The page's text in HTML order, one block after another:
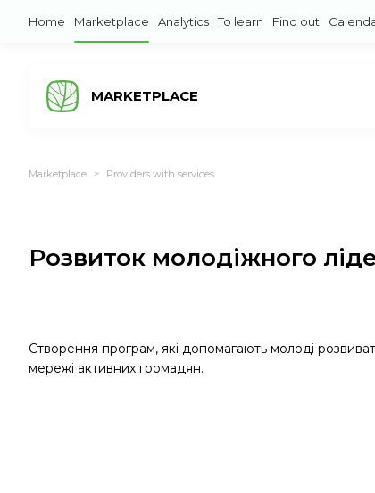
Home Marketplace Analytics To learn Find out
MARKETPLACE
Marketplace > Providers with services
Розвиток молодіжного
Створення програм, які допомагають молоді
мережі активних громадян.